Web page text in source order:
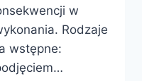
w
Rodzaje
wstępne: